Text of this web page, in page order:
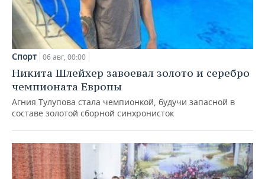
Спорт 06 авг, 00:00
Никита Шлейхер завоевал золото и серебро
чемпионата Европы
Агния Тулупова стала чемпионкой, будучи запасной в
составе золотой сборной синхронисток